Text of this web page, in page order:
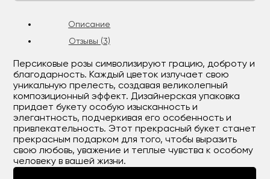
Описание
Отзывы (3)
Персиковые розы символизируют грацию, доброту и
благодарность. Каждый цветок излучает свою
уникальную прелесть, создавая великолепный
композиционный эффект. Дизайнерская упаковка
придает букету особую изысканность и
элегантность, подчеркивая его особенность и
привлекательность. Этот прекрасный букет станет
прекрасным подарком для того, чтобы выразить
свою любовь, уважение и теплые чувства к особому
человеку в вашей жизни.